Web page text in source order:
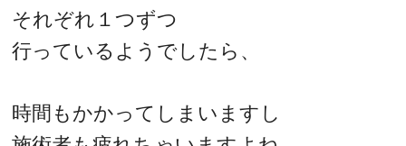
それぞれ１つずつ
行っているようでしたら、
時間もかかってしまいますし